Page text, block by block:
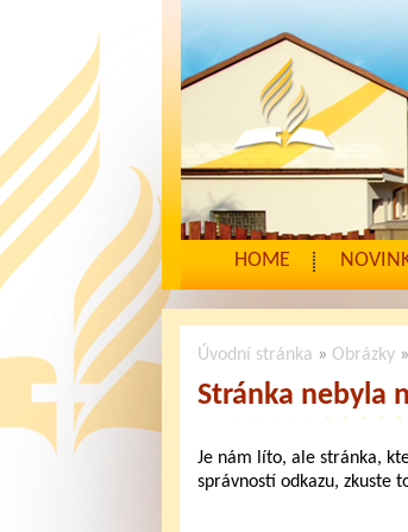
HOME
Úvodní stránka » Obrázky»
Stránka nebyla
Je nám líto, ale stránka,
správností odkazu, zkuste